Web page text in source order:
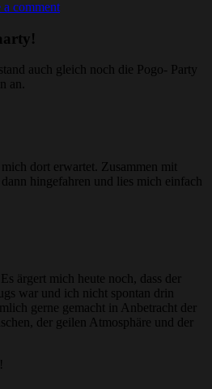
a comment
auch gleich noch die Pogo- Party
an.
dort erwartet. Zusammen mit
hingefahren und lies mich einfach
ärgert mich heute noch, dass der
war und ich nicht spontan drin
gerne gemacht in Anbetracht der
der geilen Atmosphäre und der